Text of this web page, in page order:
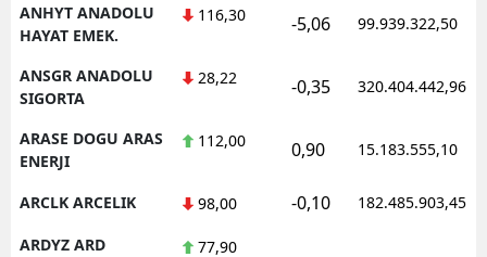
ANHYT ANADOLU
HAYAT EMEK.
116,30 -5,06 99.939.322,50
ANSGR ANADOLU
SIGORTA
28,22 -0,35 320.404.442,96
ARASE DOGU ARAS
ENERJI
112,00 0,90 15.183.555,10
ARCLK ARCELIK 98,00 -0,10 182.485.903,45
ARDYZ ARD
77,90